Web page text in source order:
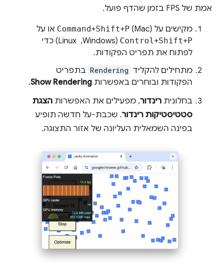
אמת של FPS בזמן שהדף פועל.
מקישים על Command+Shift+P (Mac) או על
Control +Shift+P
(Windows, ‏ Linux) כדי
לפתוח את תפריט הפקודות.
מתחילים להקליד Rendering בתפריט
הפקודות ובוחרים באפשרות Show Rendering
.
בחלונית רינדור, מפעילים את האפשרות הצגת
סטטיסטיקות רינדור. שכבת-על חדשה תופיע
בפינה השמאלית העליונה של אזור התצוגה.